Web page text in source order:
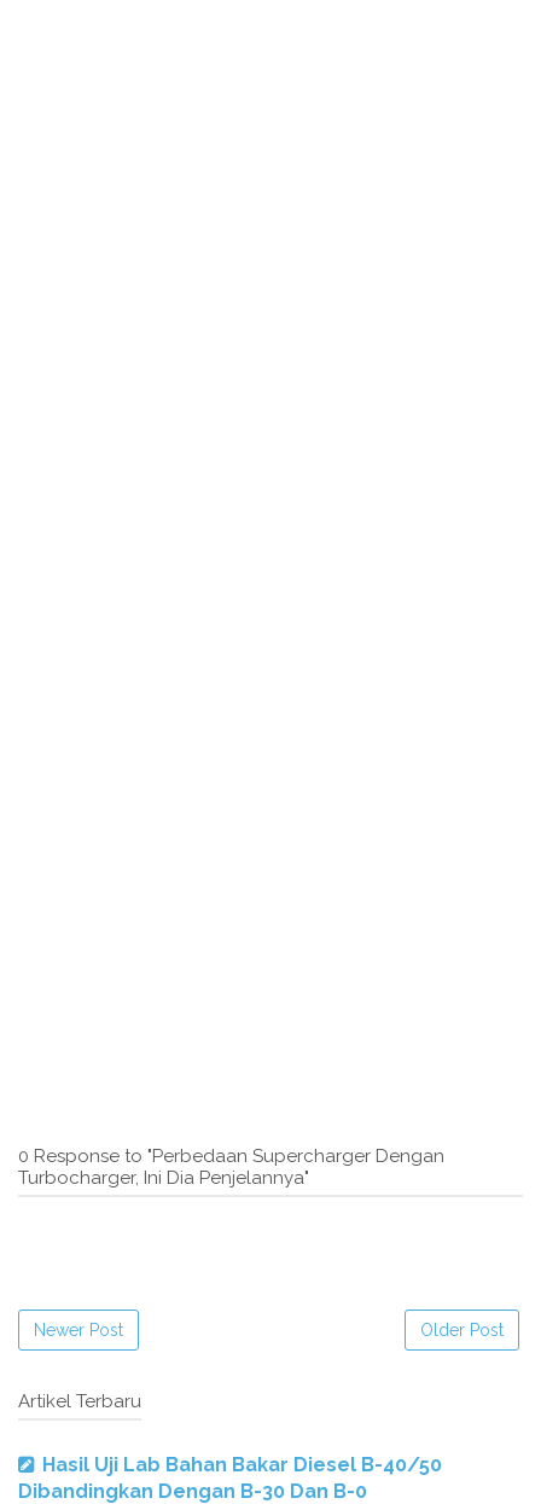
0 Response to "Perbedaan Supercharger Dengan
Turbocharger, Ini Dia Penjelannya"
Newer Post Older Post
Artikel Terbaru
Hasil Uji Lab Bahan Bakar Diesel B-40/50
Dibandingkan Dengan B-30 Dan B-0